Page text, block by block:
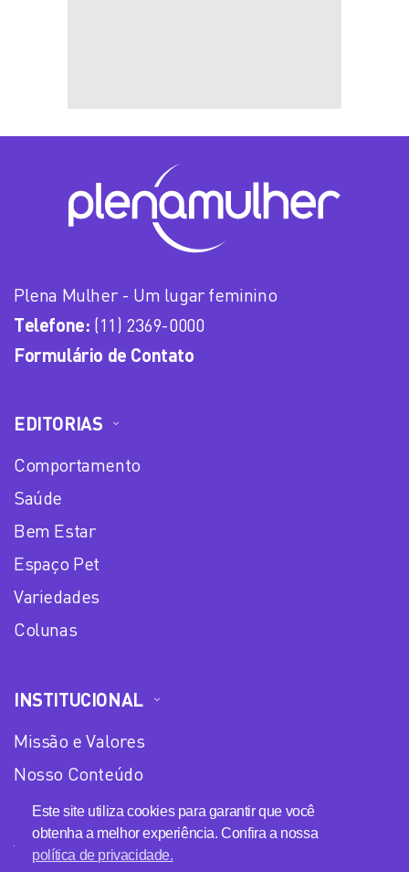
Este site utiliza cookies para garantir que você
obtenha a melhor experiência. Confira a nossa
política de privacidade.
Plena Mulher - Um lugar feminino
Telefone: (11) 2369-0000
Formulário de Contato
EDITORIAS
Comportamento
Saúde
Bem Estar
Espaço Pet
Variedades
Colunas
INSTITUCIONAL
Missão e Valores
Nosso Conteúdo
Equipe
Anuncie no Plena Mulher